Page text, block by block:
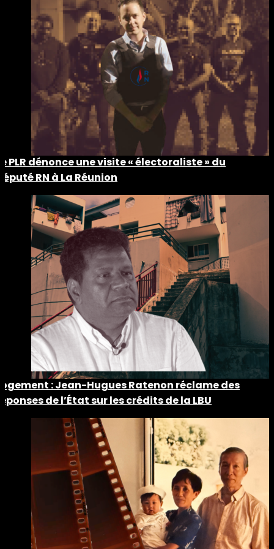
PLR dénonce une visite « électoraliste » du
RN à La Réunion
: Jean-Hugues Ratenon réclame des
de l’État sur les crédits de la LBU